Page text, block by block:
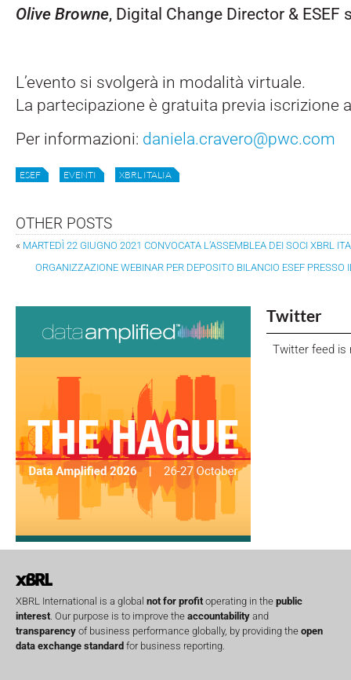
Olive Browne, Digital Change Director & ESEF
L’evento si svolgerà in modalità virtuale.
La partecipazione è gratuita previa iscrizione
Per informazioni: daniela.cravero@pwc.com
ESEF EVENTI XBRL ITALIA
OTHER POSTS
« MARTEDÌ 22 GIUGNO 2021 CONVOCATA L’ASSEMBLEA DEI SOCI XBRL
ORGANIZZAZIONE WEBINAR PER DEPOSITO BILANCIO ESEF PRESSO
Twitter
Twitter feed is
XBRL International is a global not for profitoperating in the public
interest. Our purpose is to improve the accountability and
transparency of business performance globally, by providing the open
data exchange standard for business reporting.